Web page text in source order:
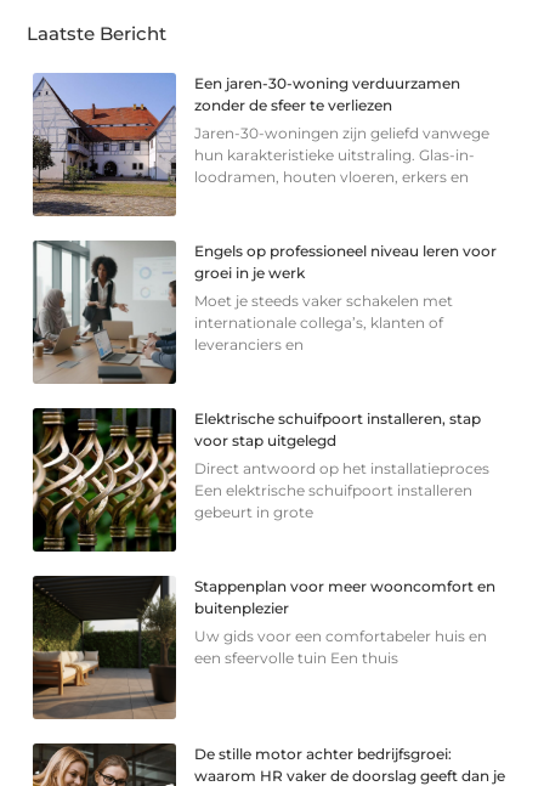
Laatste Bericht
Een jaren-30-woning verduurzamen
zonder de sfeer te verliezen
Jaren-30-woningen zijn geliefd vanwege
hun karakteristieke uitstraling. Glas-in-
loodramen, houten vloeren, erkers en
Engels op professioneel niveau leren voor
groei in je werk
Moet je steeds vaker schakelen met
internationale collega’s, klanten of
leveranciers en
Elektrische schuifpoort installeren, stap
voor stap uitgelegd
Direct antwoord op het installatieproces
Een elektrische schuifpoort installeren
gebeurt in grote
Stappenplan voor meer wooncomfort en
buitenplezier
Uw gids voor een comfortabeler huis en
een sfeervolle tuin Een thuis
De stille motor achter bedrijfsgroei:
waarom HR vaker de doorslag geeft dan je